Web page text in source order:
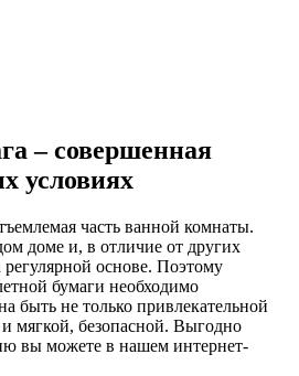
– совершенная
условиях
часть ванной комнаты.
доме и, в отличие от других
регулярной основе. Поэтому
бумаги необходимо
быть не только привлекательной
мягкой, безопасной. Выгодно
вы можете в нашем интернет-